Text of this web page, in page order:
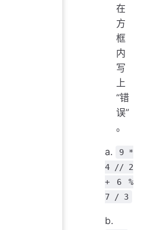
在
方
框
内
写
上
“错
误”
。
a.
9 *
4 // 2
+ 6 %
7 / 3
b.